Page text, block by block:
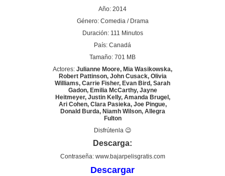
Año: 2014
Género: Comedia / Drama
Duración: 111 Minutos
País: Canadá
Tamaño: 701 MB
Actores: Julianne Moore, Mia Wasikowska,
Robert Pattinson, John Cusack, Olivia
Williams, Carrie Fisher, Evan Bird, Sarah
Gadon, Emilia McCarthy, Jayne
Heitmeyer, Justin Kelly, Amanda Brugel,
Ari Cohen, Clara Pasieka, Joe Pingue,
Donald Burda, Niamh Wilson, Allegra
Fulton
Disfrútenla 😉
Descarga:
Contraseña: www.bajarpelisgratis.com
Descargar